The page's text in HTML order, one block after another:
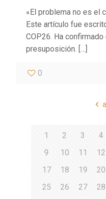
«El problema no es el
Este artículo fue
COP26. Ha
presuposición. […]
0
1 2 3 4
9
10 11 12
17
18 19 20
25
26 27 28